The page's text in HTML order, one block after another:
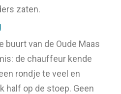
zaten.
buurt van de Oude Maas
de chauffeur kende
rondje te veel en
half op de stoep. Geen